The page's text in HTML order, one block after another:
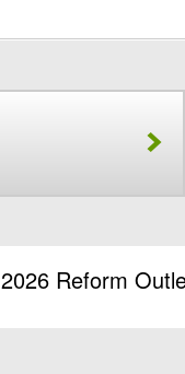
2026 Reform